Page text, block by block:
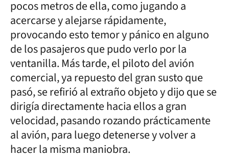
pocos metros de ella, como jugando a
acercarse y alejarse rápidamente,
provocando esto temor y pánico en alguno
de los pasajeros que pudo verlo por la
ventanilla. Más tarde, el piloto del avión
comercial, ya repuesto del gran susto que
pasó, se refirió al extraño objeto y dijo que se
dirigía directamente hacia ellos a gran
velocidad, pasando rozando prácticamente
al avión, para luego detenerse y volver a
hacer la misma maniobra.